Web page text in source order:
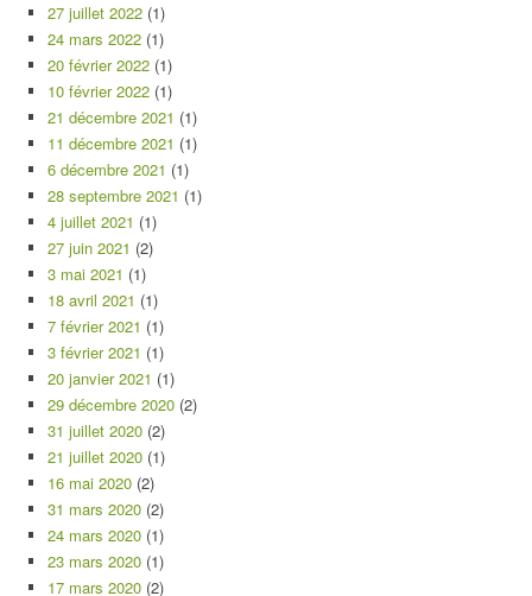
27 juillet 2022 (1)
24 mars 2022 (1)
20 février 2022 (1)
10 février 2022 (1)
21 décembre 2021 (1)
11 décembre 2021 (1)
6 décembre 2021 (1)
28 septembre 2021 (1)
4 juillet 2021 (1)
27 juin 2021 (2)
3 mai 2021 (1)
18 avril 2021 (1)
7 février 2021 (1)
3 février 2021 (1)
20 janvier 2021 (1)
29 décembre 2020 (2)
31 juillet 2020 (2)
21 juillet 2020 (1)
16 mai 2020 (2)
31 mars 2020 (2)
24 mars 2020 (1)
23 mars 2020 (1)
17 mars 2020 (2)